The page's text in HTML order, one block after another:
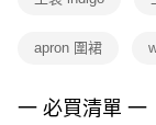
１．透過由恩沛科技
２．關於個人資料處
apron 圍裙
一 必買清單 一